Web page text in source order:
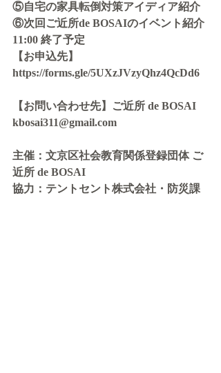
⑤自宅の家具転倒対策アイディア紹介
⑥次回ご近所de BOSAIのイベント紹介
11:00 終了予定
【お申込先】
https://forms.gle/5UXzJVzyQhz4QcDd6
【お問い合わせ先】ご近所 de BOSAI
kbosai311@gmail.com
主催：文京区社会教育関係登録団体 ご
近所 de BOSAI
協力：テントセント株式会社・防災課